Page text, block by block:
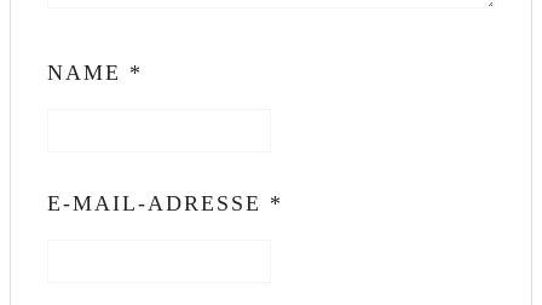
NAME *
E-MAIL-ADRESSE *